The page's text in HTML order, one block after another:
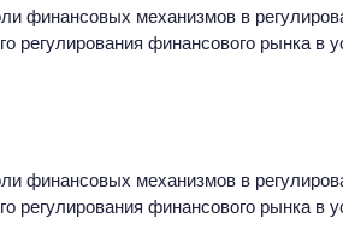
финансовых механизмов в
регулирования финансового рынка в
финансовых механизмов в
регулирования финансового рынка в